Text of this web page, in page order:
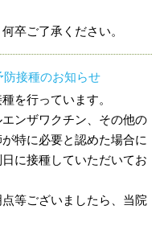
卒ご了承ください。
防接種のお知らせ
を行っています。
ンザワクチン、その他の
特に必要と認めた場合に
に接種していただいてお
等ございましたら、当院